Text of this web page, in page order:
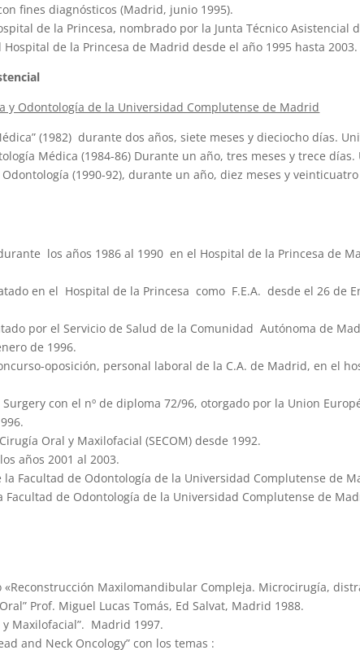
fines diagnósticos (Madrid, junio 1995).
de la Princesa, nombrado por la Junta Técnico Asistencial
de la Princesa de Madrid desde el año 1995 hasta 2003.
Odontología de la Universidad Complutense de Madrid
(1982) durante dos años, siete meses y dieciocho días.
Médica (1984-86) Durante un año, tres meses y trece
(1990-92), durante un año, diez meses y
los años 1986 al 1990 en el Hospital de la Princesa de
en el Hospital de la Princesa como F.E.A. desde el 26 de
por el Servicio de Salud de la Comunidad Autónoma de
de 1996.
oposición, personal laboral de la C.A. de Madrid, en el
con el nº de diploma 72/96, otorgado por la Union
Oral y Maxilofacial (SECOM) desde 1992.
años 2001 al 2003.
Facultad de Odontología de la Universidad Complutense de
de Odontología de la Universidad Complutense de
Maxilomandibular Compleja. Microcirugía,
Prof. Miguel Lucas Tomás, Ed Salvat, Madrid 1988.
Maxilofacial”. Madrid 1997.
and Neck Oncology” con los temas :